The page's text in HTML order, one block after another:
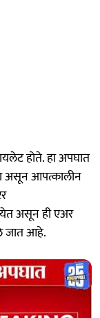
होते. हा अपघात
असून आपत्कालीन
असून ही एअर
जात आहे.